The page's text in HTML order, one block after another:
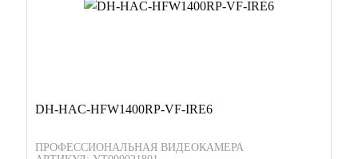
DH-HAC-HFW1400RP-VF-IRE6
ПРОФЕССИОНАЛЬНАЯ ВИДЕОКАМЕРА